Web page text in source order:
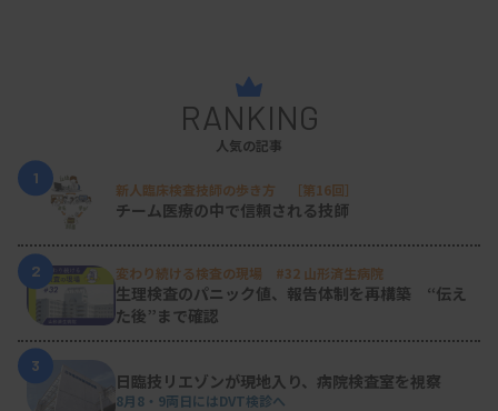
RANKING
人気の記事
1
新人臨床検査技師の歩き方 ［第16回］
チーム医療の中で信頼される技師
2 変わり続ける検査の現場 #32 山形済生病院
生理検査のパニック値、報告体制を再構築 “伝え
た後”まで確認
3
日臨技リエゾンが現地入り、病院検査室を視察
8月8・9両日にはDVT検診へ